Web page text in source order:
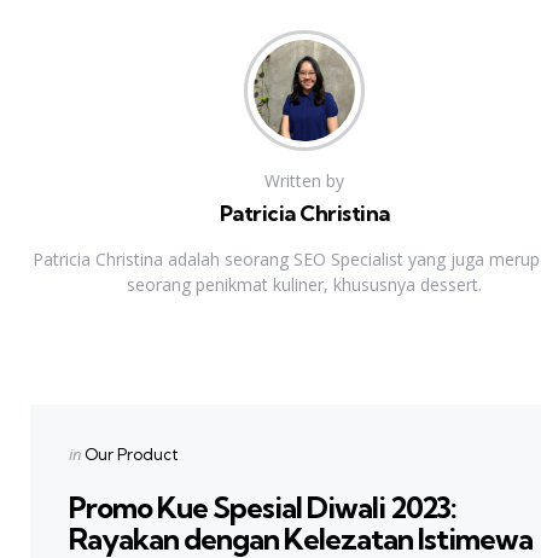
Written by
Patricia Christina
Patricia Christina adalah seorang SEO Specialist yang juga
seorang penikmat kuliner, khususnya dessert.
Posted
in Our Product
Promo Kue Spesial Diwali 2023:
Rayakan dengan Kelezatan Istimewa